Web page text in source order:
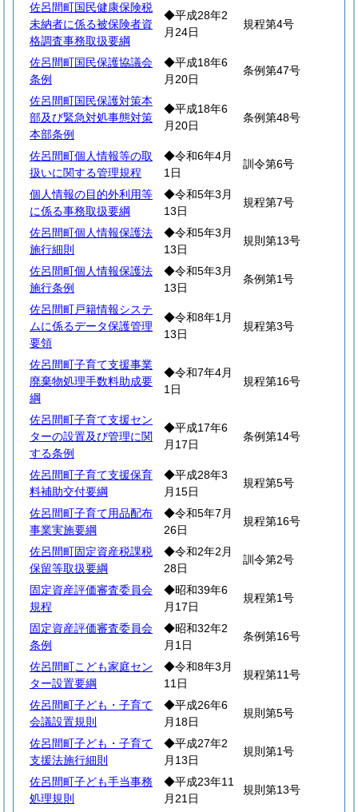
佐呂間町国民健康保険税
未納者に係る被保険者資
格調査事務取扱要綱
◆平成28年2
月24日
規程第4号
佐呂間町国民保護協議会
条例
◆平成18年6
月20日
条例第47号
佐呂間町国民保護対策本
部及び緊急対処事態対策
本部条例
◆平成18年6
月20日
条例第48号
佐呂間町個人情報等の取
扱いに関する管理規程
◆令和6年4月
1日
訓令第6号
個人情報の目的外利用等
に係る事務取扱要綱
◆令和5年3月
13日
規程第7号
佐呂間町個人情報保護法
施行細則
◆令和5年3月
13日
規則第13号
佐呂間町個人情報保護法
施行条例
◆令和5年3月
13日
条例第1号
佐呂間町戸籍情報システ
ムに係るデータ保護管理
要領
◆令和8年1月
13日
規程第3号
佐呂間町子育て支援事業
廃棄物処理手数料助成要
綱
◆令和7年4月
1日
規程第16号
佐呂間町子育て支援セン
ターの設置及び管理に関
する条例
◆平成17年6
月17日
条例第14号
佐呂間町子育て支援保育
料補助交付要綱
◆平成28年3
月15日
規程第5号
佐呂間町子育て用品配布
事業実施要綱
◆令和5年7月
26日
規程第16号
佐呂間町固定資産税課税
保留等取扱要綱
◆令和2年2月
28日
訓令第2号
固定資産評価審査委員会
規程
◆昭和39年6
月17日
規程第1号
固定資産評価審査委員会
条例
◆昭和32年2
月1日
条例第16号
佐呂間町こども家庭セン
ター設置要綱
◆令和8年3月
11日
規程第11号
佐呂間町子ども・子育て
会議設置規則
◆平成26年6
月18日
規則第5号
佐呂間町子ども・子育て
支援法施行細則
◆平成27年2
月13日
規則第1号
佐呂間町子ども手当事務
処理規則
◆平成23年11
月21日
規則第13号